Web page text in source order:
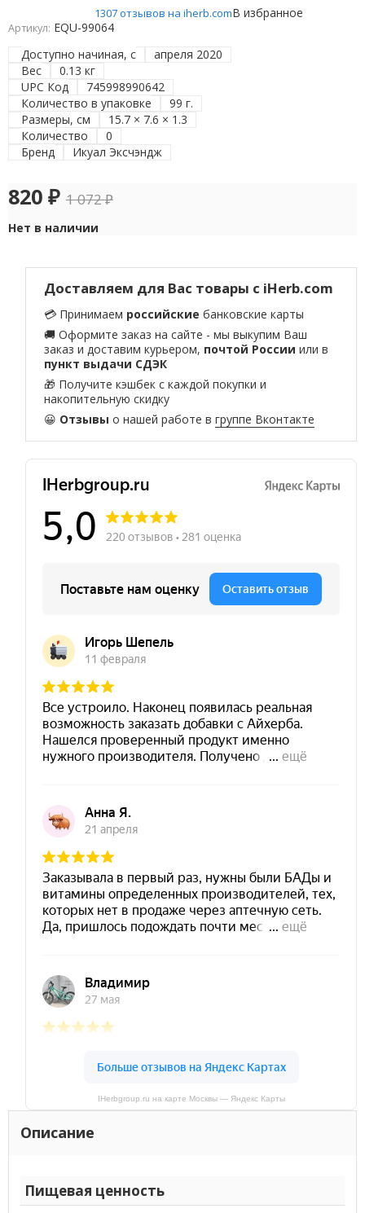
1307 отзывов на iherb.comВ избранное
Артикул: EQU-99064
Доступно начиная, с
апреля 2020
Вес
0.13 кг
UPC Код
745998990642
Количество в упаковке
99 г.
Размеры, см
15.7 × 7.6 × 1.3
Количество
0
Бренд
Икуал Эксчэндж
820 ₽ 1 072₽
Нет в наличии
Доставляем для Вас товары с iHerb.com
💳 Принимаем российские банковские карты
🚚 Оформите заказ на сайте - мы выкупим Ваш
заказ и доставим курьером, почтой России или в
пункт выдачи СДЭК
🎁 Получите кэшбек с каждой покупки и
накопительную скидку
😀 Отзывы о нашей работе вгруппе Вконтакте
IHerbgroup.ru на карте Москвы — Яндекс Карты
Описание
Пищевая ценность